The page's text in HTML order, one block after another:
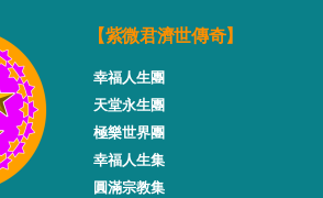
【紫微君濟世傳奇】
幸福人生團
天堂永生團
極樂世界團
幸福人生集
圓滿宗教集